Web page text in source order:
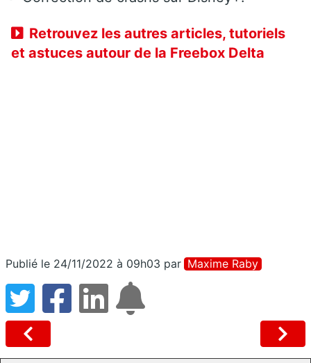
Retrouvez les autres articles, tutoriels
et astuces autour de la Freebox Delta
Publié le 24/11/2022 à 09h03 par Maxime Raby